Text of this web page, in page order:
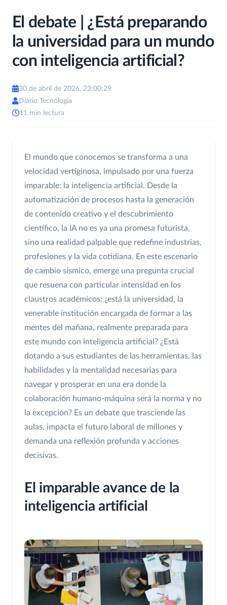
El debate | ¿Está preparando
la universidad para un mundo
con inteligencia artificial?
30 de abril de 2026, 23:00:29
Diario Tecnología
11 min lectura
El mundo que conocemos se transforma a una
velocidad vertiginosa, impulsado por una fuerza
imparable: la inteligencia artificial. Desde la
automatización de procesos hasta la generación
de contenido creativo y el descubrimiento
científico, la IA no es ya una promesa futurista,
sino una realidad palpable que redefine industrias,
profesiones y la vida cotidiana. En este escenario
de cambio sísmico, emerge una pregunta crucial
que resuena con particular intensidad en los
claustros académicos: ¿está la universidad, la
venerable institución encargada de formar a las
mentes del mañana, realmente preparada para
este mundo con inteligencia artificial? ¿Está
dotando a sus estudiantes de las herramientas, las
habilidades y la mentalidad necesarias para
navegar y prosperar en una era donde la
colaboración humano-máquina será la norma y no
la excepción? Es un debate que trasciende las
aulas, impacta el futuro laboral de millones y
demanda una reflexión profunda y acciones
decisivas.
El imparable avance de la
inteligencia artificial